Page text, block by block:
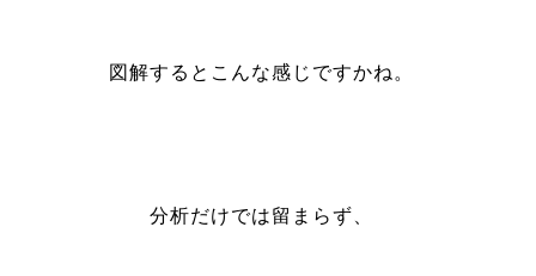
図解するとこんな感じですかね。
分析だけでは留まらず、